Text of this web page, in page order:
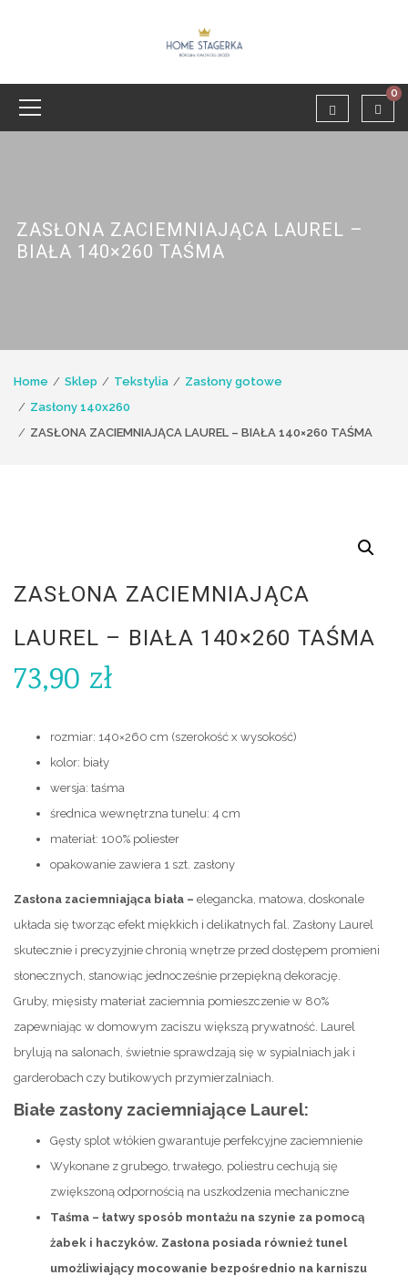
0
ZASŁONA ZACIEMNIAJĄCA LAUREL –
BIAŁA 140×260 TAŚMA
Home Sklep Tekstylia
Zasłony gotowe
Zasłony 140x260
ZASŁONA ZACIEMNIAJĄCA LAUREL – BIAŁA 140×260 TAŚMA
ZASŁONA ZACIEMNIAJĄCA
LAUREL – BIAŁA 140×260 TAŚMA
73,90 zł
rozmiar: 140×260 cm (szerokość x wysokość)
kolor: biały
wersja: taśma
średnica wewnętrzna tunelu: 4 cm
materiał: 100% poliester
opakowanie zawiera 1 szt. zasłony
Zasłona zaciemniająca biała – elegancka, matowa, doskonale
układa się tworząc efekt miękkich i delikatnych fal. Zasłony Laurel
skutecznie i precyzyjnie chronią wnętrze przed dostępem promieni
słonecznych, stanowiąc jednocześnie przepiękną dekorację.
Gruby, mięsisty materiał zaciemnia pomieszczenie w 80%
zapewniając w domowym zaciszu większą prywatność. Laurel
brylują na salonach, świetnie sprawdzają się w sypialniach jak i
garderobach czy butikowych przymierzalniach.
Białe zasłony zaciemniające Laurel:
Gęsty splot włókien gwarantuje perfekcyjne zaciemnienie
Wykonane z grubego, trwałego, poliestru cechują się
zwiększoną odpornością na uszkodzenia mechaniczne
Taśma – łatwy sposób montażu na szynie za pomocą
żabek i haczyków. Zasłona posiada również tunel
umożliwiający mocowanie bezpośrednio na karniszu